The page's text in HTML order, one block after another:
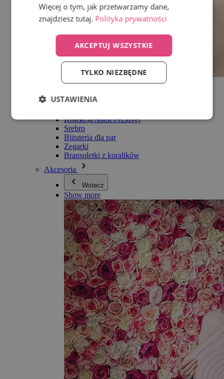
Wszystko w kategorii Biżuteria
Bransoletki
Kolekcja Adéli Pečlovej
Srebro
Biżuteria dla par
Zegarki
Bransoletki z koralików
Akcesoria
Wstecz
Show more
Więcej o tym, jak przetwarzamy dane,
znajdziesz tutaj. Polityka prywatności
AKCEPTUJ WSZYSTKIE
TYLKO NIEZBĘDNE
USTAWIENIA